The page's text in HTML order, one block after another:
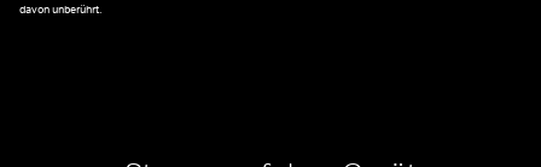
davon unberührt.